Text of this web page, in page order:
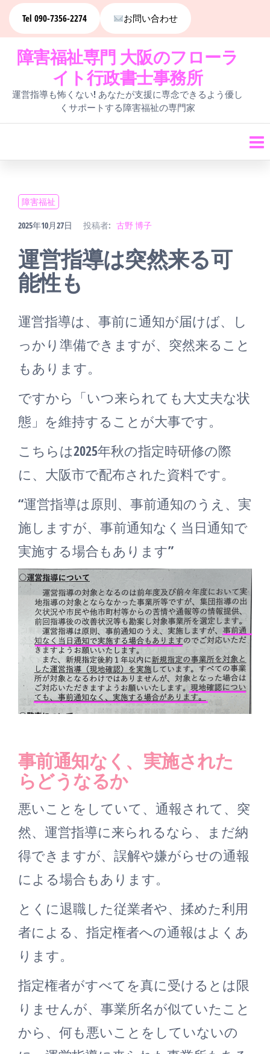
コ
ン
へ
Tel 090-7356-2274 お問い合わせ
障害福祉専門 大阪のフローラ
イト行政書士事務所
運営指導も怖くない! あなたが支援に専念できるよう優し
くサポートする障害福祉の専門家
障害福祉
2025年10月27日 投稿者: 古野 博子
運営指導は突然来る可
能性も
運営指導は、事前に通知が届けば、し
っかり準備できますが、突然来ること
もあります。
ですから「いつ来られても大丈夫な状
態」を維持することが大事です。
こちらは2025年秋の指定時研修の際
に、大阪市で配布された資料です。
“運営指導は原則、事前通知のうえ、実
施しますが、事前通知なく当日通知で
実施する場合もあります”
事前通知なく、実施された
らどうなるか
悪いことをしていて、通報されて、突
然、運営指導に来られるなら、まだ納
得できますが、誤解や嫌がらせの通報
による場合もあります。
とくに退職した従業者や、揉めた利用
者による、指定権者への通報はよくあ
ります。
指定権者がすべてを真に受けるとは限
りませんが、事業所名が似ていたこと
から、何も悪いことをしていないの